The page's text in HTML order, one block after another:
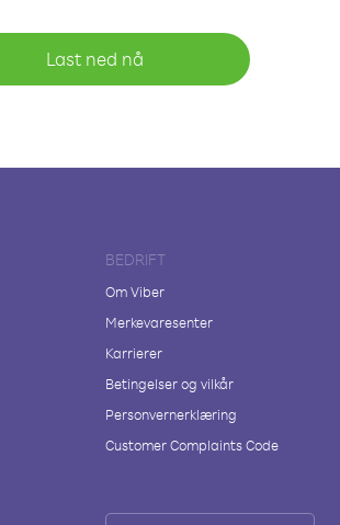
Last ned nå
BEDRIFT
Om Viber
Merkevaresenter
Karrierer
Betingelser og vilkår
Personvernerklæring
Customer Complaints Code